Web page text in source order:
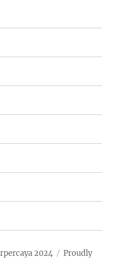
2024
Proudly